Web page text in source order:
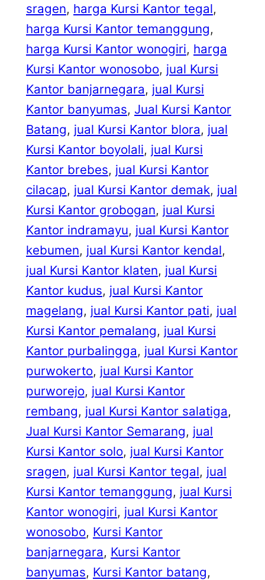
sragen, harga Kursi Kantor tegal
harga Kursi Kantor temanggung
harga Kursi Kantor wonogiri, harga
Kursi Kantor wonosobo, jual Kursi
Kantor banjarnegara, jual Kursi
Kantor banyumas, Jual Kursi Kantor
Batang, jual Kursi Kantor blora, jual
Kursi Kantor boyolali, jual Kursi
Kantor brebes, jual Kursi Kantor
cilacap, jual Kursi Kantor demak, jual
Kursi Kantor grobogan, jual Kursi
Kantor indramayu, jual Kursi Kantor
kebumen, jual Kursi Kantor kendal
jual Kursi Kantor klaten, jual Kursi
Kantor kudus, jual Kursi Kantor
magelang, jual Kursi Kantor pati, jual
Kursi Kantor pemalang, jual Kursi
Kantor purbalingga, jual Kursi Kantor
purwokerto, jual Kursi Kantor
purworejo, jual Kursi Kantor
rembang, jual Kursi Kantor salatiga
Jual Kursi Kantor Semarang, jual
Kursi Kantor solo, jual Kursi Kantor
sragen, jual Kursi Kantor tegal, jual
Kursi Kantor temanggung, jual Kursi
Kantor wonogiri, jual Kursi Kantor
wonosobo, Kursi Kantor
banjarnegara, Kursi Kantor
banyumas, Kursi Kantor batang